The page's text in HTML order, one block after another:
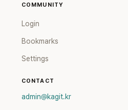
COMMUNITY
Login
Bookmarks
Settings
CONTACT
admin@kagit.kr